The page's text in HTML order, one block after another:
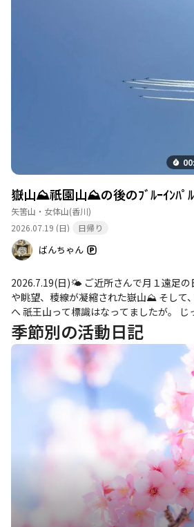
嶽山⛰️祇園山⛰️の後のﾌﾞﾙｰｲﾝﾊﾟ
矢筈山・女体山(香川)
2026.07.19 (日)
日帰り
ばんちゃん
2026.7.19(日)🌤️ ご近所さんで月１遠足の日😆 ゆるゆる希望で 鎖
や眺望、稜線が凝縮された嶽山⛰️ そして
へ 祇王山って標識はなってましたが。
季節別の活動日記